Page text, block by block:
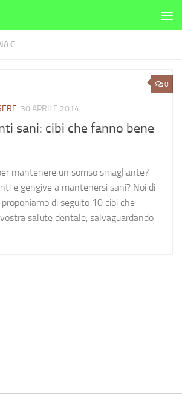
C
0
30 APRILE 2014
sani: cibi che fanno bene
mantenere un sorriso smagliante?
e gengive a mantenersi sani? Noi di
di seguito 10 cibi che
salute dentale, salvaguardando